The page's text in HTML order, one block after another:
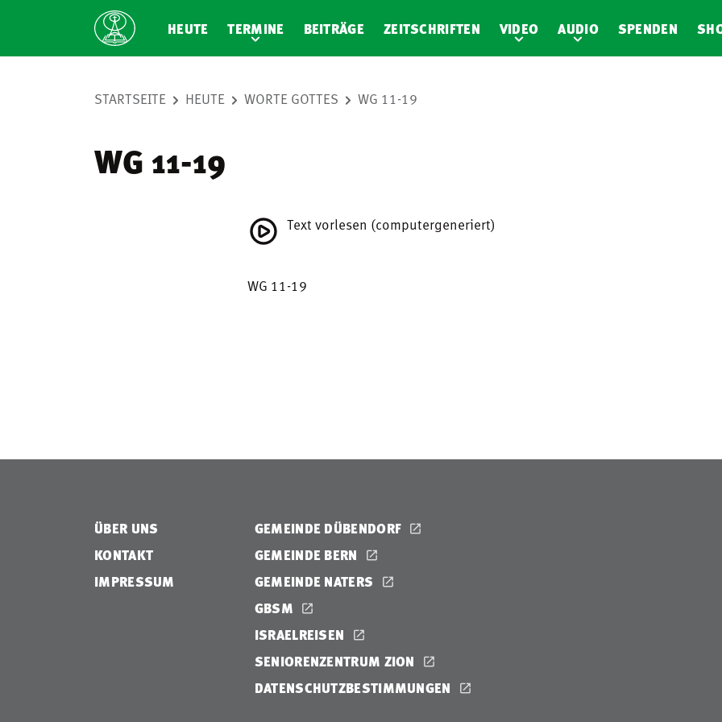
HEUTE TERMINE BEITRÄGE ZEITSCHRIFTEN VIDEO AUDIO SPENDEN
STARTSEITE HEUTE WORTE GOTTES WG 11-19
WG 11-19
Text vorlesen (computergeneriert)
WG 11-19
ÜBER UNS
KONTAKT
IMPRESSUM
GEMEINDE DÜBENDORF
GEMEINDE BERN
GEMEINDE NATERS
GBSM
ISRAELREISEN
SENIORENZENTRUM ZION
DATENSCHUTZBESTIMMUNGEN